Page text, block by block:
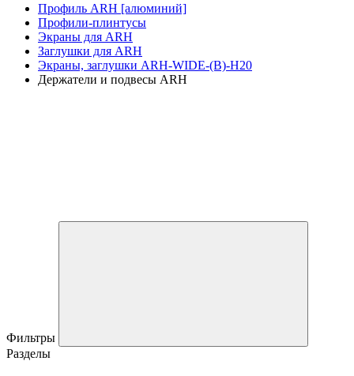
Профиль ARH [алюминий]
Профили-плинтусы
Экраны для ARH
Заглушки для ARH
Экраны, заглушки ARH-WIDE-(B)-H20
Держатели и подвесы ARH
Фильтры
Разделы